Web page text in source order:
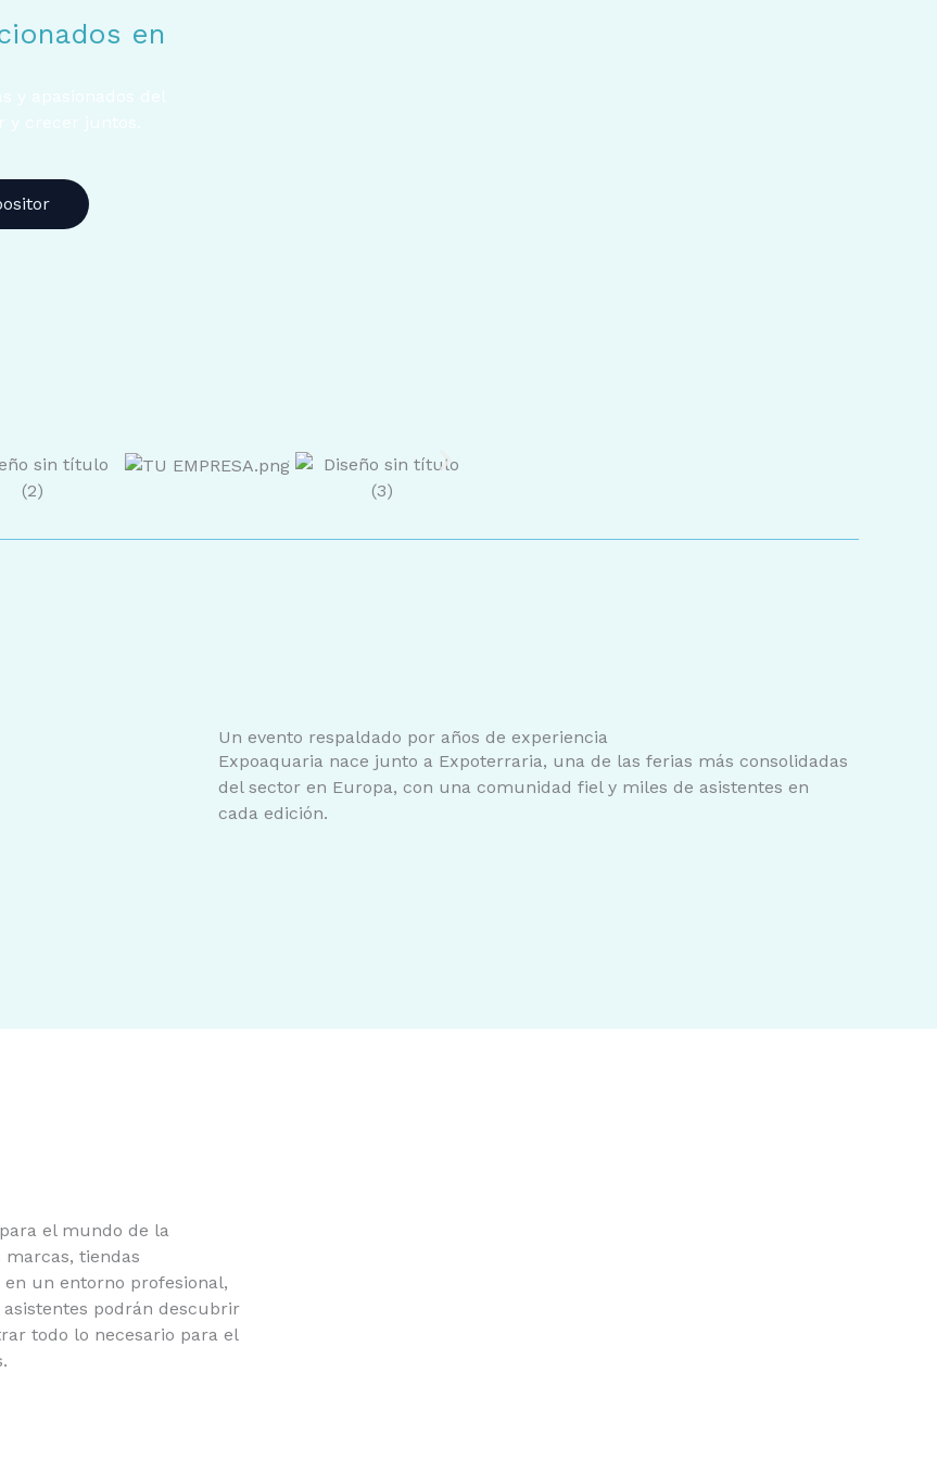
en
Un evento respaldado por años de experiencia
Expoaquaria nace junto a Expoterraria, una de las ferias más consolidadas
del sector en Europa, con una comunidad fiel y miles de asistentes en
cada edición.
el mundo de la
marcas, tiendas
un entorno profesional,
podrán descubrir
todo lo necesario para el